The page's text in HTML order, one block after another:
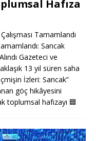
Hafıza
Tamamlandı
Sancak
Gazeteci ve
13 yıl süren saha
İzleri: Sancak”
göç hikâyesini
toplumsal hafızayı 🟦